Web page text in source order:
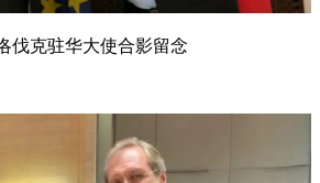
伐克驻华大使合影留念